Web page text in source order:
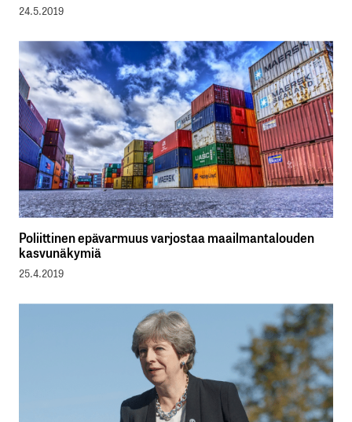
24.5.2019
Poliittinen epävarmuus varjostaa maailmantalouden
kasvunäkymiä
25.4.2019